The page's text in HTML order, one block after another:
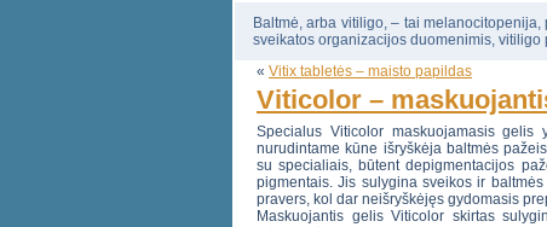
Baltmė, arba vitiligo, – tai
sveikatos organizacijos duomenimis,
« Vitix tabletės – maisto papildas
Viticolor –
Specialus Viticolor maskuojamasis
nurudintame kūne išryškėja baltmės
su specialiais, būtent depigmentacijos
pigmentais. Jis sulygina sveikos ir
pravers, kol dar neišryškėjęs gydomasis
Maskuojantis gelis Viticolor skirtas